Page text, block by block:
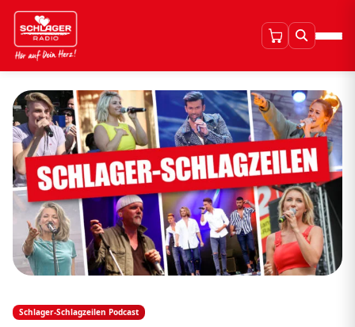
Schlager-Schlagzeilen Podcast